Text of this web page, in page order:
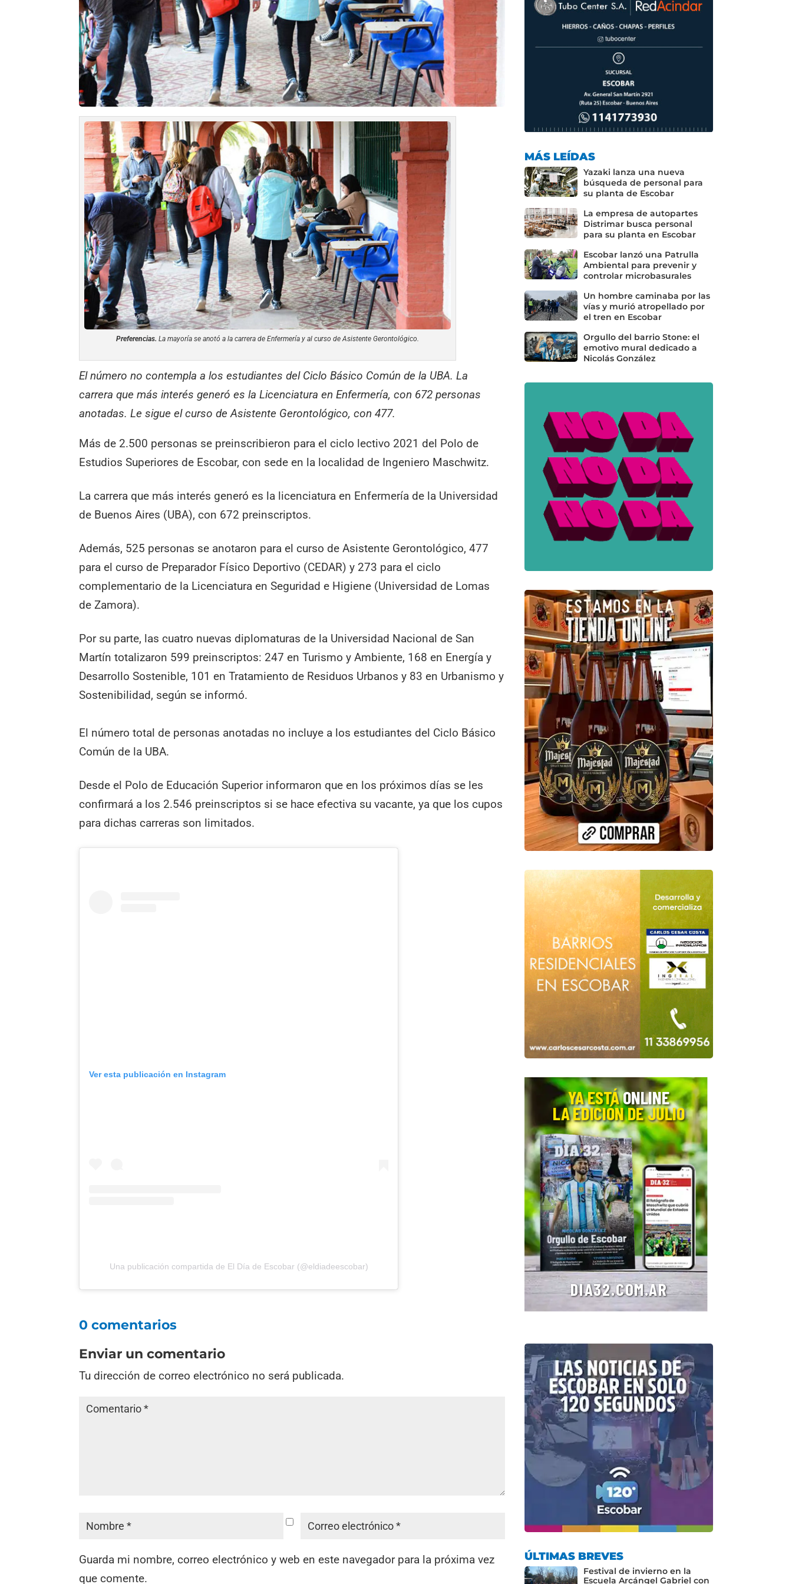
Preferencias. La mayoría se anotó a la carrera de Enfermería y al curso de Asistente Gerontológico.
El número no contempla a los estudiantes del Ciclo Básico Común de la UBA. La
carrera que más interés generó es la Licenciatura en Enfermería, con 672 personas
anotadas. Le sigue el curso de Asistente Gerontológico, con 477.
Más de 2.500 personas se preinscribieron para el ciclo lectivo 2021 del Polo de
Estudios Superiores de Escobar, con sede en la localidad de Ingeniero Maschwitz.
La carrera que más interés generó es la licenciatura en Enfermería de la Universidad
de Buenos Aires (UBA), con 672 preinscriptos.
Además, 525 personas se anotaron para el curso de Asistente Gerontológico, 477
para el curso de Preparador Físico Deportivo (CEDAR) y 273 para el ciclo
complementario de la Licenciatura en Seguridad e Higiene (Universidad de Lomas
de Zamora).
Por su parte, las cuatro nuevas diplomaturas de la Universidad Nacional de San
Martín totalizaron 599 preinscriptos: 247 en Turismo y Ambiente, 168 en Energía y
Desarrollo Sostenible, 101 en Tratamiento de Residuos Urbanos y 83 en Urbanismo y
Sostenibilidad, según se informó.
El número total de personas anotadas no incluye a los estudiantes del Ciclo Básico
Común de la UBA.
Desde el Polo de Educación Superior informaron que en los próximos días se les
confirmará a los 2.546 preinscriptos si se hace efectiva su vacante, ya que los cupos
para dichas carreras son limitados.
Ver esta publicación en Instagram
Una publicación compartida de El Día de Escobar (@eldiadeescobar)
0 comentarios
Enviar un comentario
Tu dirección de correo electrónico no será publicada.
Guarda mi nombre, correo electrónico y web en este navegador para la próxima vez
que comente.
MÁS LEÍDAS
Yazaki lanza una nueva
búsqueda de personal para
su planta de Escobar
La empresa de autopartes
Distrimar busca personal
para su planta en Escobar
Escobar lanzó una Patrulla
Ambiental para prevenir y
controlar microbasurales
Un hombre caminaba por las
vías y murió atropellado por
el tren en Escobar
Orgullo del barrio Stone: el
emotivo mural dedicado a
Nicolás González
ÚLTIMAS BREVES
Festival de invierno en la
Escuela Arcángel Gabriel con